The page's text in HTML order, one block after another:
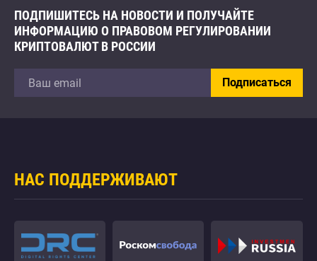
ПОДПИШИТЕСЬ НА НОВОСТИ И ПОЛУЧАЙТЕ
ИНФОРМАЦИЮ О ПРАВОВОМ РЕГУЛИРОВАНИИ
КРИПТОВАЛЮТ В РОССИИ
НАС ПОДДЕРЖИВАЮТ